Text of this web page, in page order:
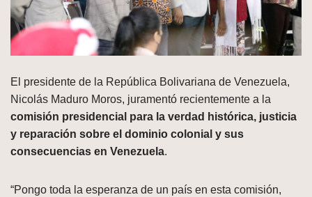
El presidente de la República Bolivariana de Venezuela,
Nicolás Maduro Moros, juramentó recientemente a la
comisión presidencial para la verdad histórica, justicia
y reparación sobre el dominio colonial y sus
consecuencias en Venezuela.
“Pongo toda la esperanza de un país en esta comisión,